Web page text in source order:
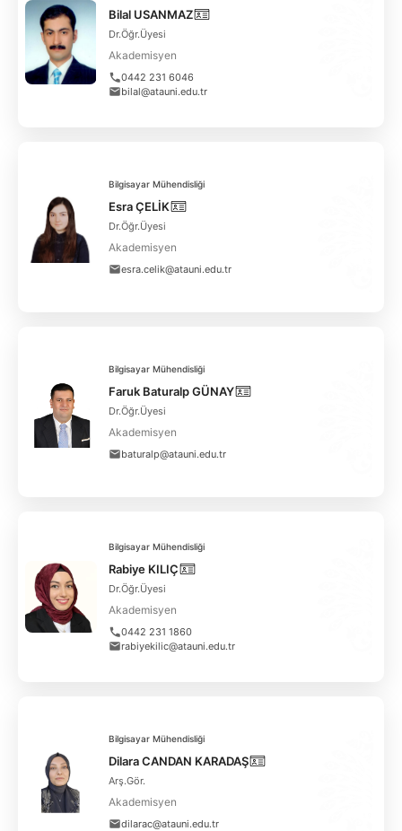
Bilal USANMAZ
Dr.Öğr.Üyesi
Akademisyen
0442 231 6046
bilal@atauni.edu.tr
Bilgisayar Mühendisliği
Esra ÇELİK
Dr.Öğr.Üyesi
Akademisyen
esra.celik@atauni.edu.tr
Bilgisayar Mühendisliği
Faruk Baturalp GÜNAY
Dr.Öğr.Üyesi
Akademisyen
baturalp@atauni.edu.tr
Bilgisayar Mühendisliği
Rabiye KILIÇ
Dr.Öğr.Üyesi
Akademisyen
0442 231 1860
rabiyekilic@atauni.edu.tr
Bilgisayar Mühendisliği
Dilara CANDAN KARADAŞ
Arş.Gör.
Akademisyen
dilarac@atauni.edu.tr